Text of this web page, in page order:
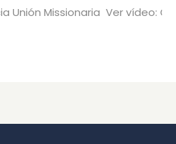
Unión Missionaria Ver vídeo: